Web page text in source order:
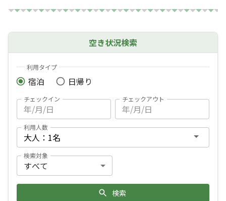
空き状況検索
利用タイプ
宿泊 日帰り
チェックイン チェックアウト
利用人数
検索対象
検索